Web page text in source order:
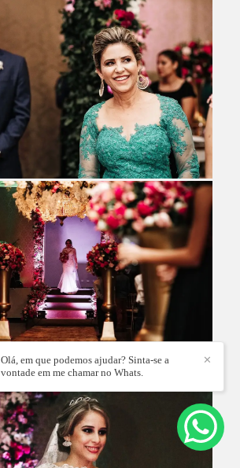
✕
Olá, em que podemos ajudar? Sinta-se a
vontade em me chamar no Whats.